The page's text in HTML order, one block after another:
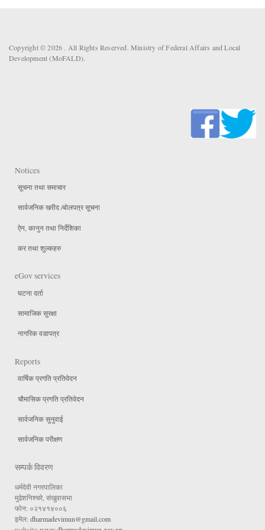
Copyright © 2026 . All Rights Reserved. Ministry of Federal Affairs and Local
Development (MoFALD).
Notices
सूचना तथा समाचार
सार्वजनिक खरीद /बोलपत्र सूचना
ऐन, कानुन तथा निर्देशिका
कर तथा शुल्कहरु
eGov services
घटना दर्ता
सामाजिक सुरक्षा
नागरिक वडापत्र
Reports
वार्षिक प्रगति प्रतिवेदन
चौमासिक प्रगति प्रतिवेदन
सार्वजनिक सुनुवाई
सार्वजनिक परीक्षण
सम्पर्क विवरण
धर्मदेवी नगरपालिका
मुढेशनिश्चरे, संखुवासभा
फोन: ०२१४१४००६
इमेल: dharmadevimun@gmail.com